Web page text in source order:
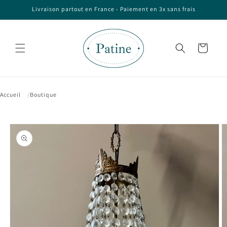
et passerLivraison partout en France - Paiement en 3x sans frais
Panier
Accueil Boutique
Passer aux
informations
produits